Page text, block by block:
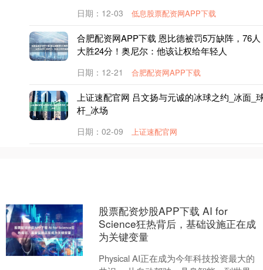
日期：12-03 低息股票配资网APP下载
合肥配资网APP下载 恩比德被罚5万缺阵，76人
大胜24分！奥尼尔：他该让权给年轻人
日期：12-21 合肥配资网APP下载
上证速配官网 吕文扬与元诚的冰球之约_冰面_
杆_冰场
日期：02-09 上证速配官网
股票配资炒股APP下载 AI for
Science狂热背后，基础设施正在成
为关键变量
Physical AI正在成为今年科技投资最大的